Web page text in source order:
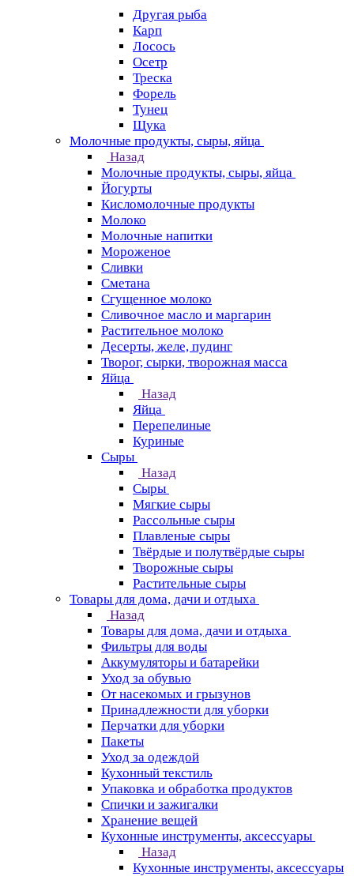
Другая рыба
Карп
Лосось
Осетр
Треска
Форель
Тунец
Щука
Молочные продукты, сыры, яйца
Назад
Молочные продукты, сыры, яйца
Йогурты
Кисломолочные продукты
Молоко
Молочные напитки
Мороженое
Сливки
Сметана
Сгущенное молоко
Сливочное масло и маргарин
Растительное молоко
Десерты, желе, пудинг
Творог, сырки, творожная масса
Яйца
Назад
Яйца
Перепелиные
Куриные
Сыры
Назад
Сыры
Мягкие сыры
Рассольные сыры
Плавленые сыры
Твёрдые и полутвёрдые сыры
Творожные сыры
Растительные сыры
Товары для дома, дачи и отдыха
Назад
Товары для дома, дачи и отдыха
Фильтры для воды
Аккумуляторы и батарейки
Уход за обувью
От насекомых и грызунов
Принадлежности для уборки
Перчатки для уборки
Пакеты
Уход за одеждой
Кухонный текстиль
Упаковка и обработка продуктов
Спички и зажигалки
Хранение вещей
Кухонные инструменты, аксессуары
Назад
Кухонные инструменты, аксессуары